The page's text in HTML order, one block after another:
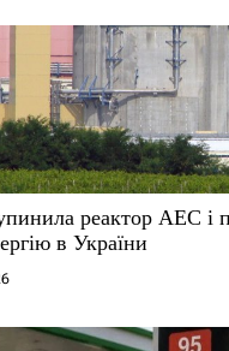
реактор АЕС і
в України